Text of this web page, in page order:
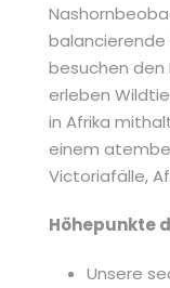
balancierende
besuchen den
erleben
in Afrika
einem
Victoriafälle,
Höhepunkte
Unsere